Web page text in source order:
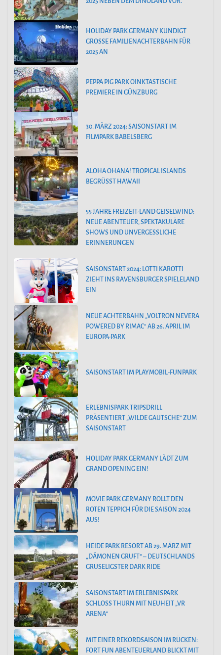
HOLIDAY PARK GERMANY KÜNDIGT
GROSSE FAMILIENACHTERBAHN FÜR 2
025 AN
PEPPA PIG PARK OINKTASTISCHE
PREMIERE IN GÜNZBURG
30. MÄRZ 2024: SAISONSTART IM
FILMPARK BABELSBERG
ALOHA OHANA! TROPICAL ISLANDS
BEGRÜSST HAWAII
55 JAHRE FREIZEIT-LAND GEISELWIND:
NEUE ABENTEUER, SPEKTAKULÄRE
SHOWS UND UNVERGESSLICHE
ERINNERUNGEN
SAISONSTART 2024: LOTTI KAROTTI
ZIEHT INS RAVENSBURGER SPIELELAND
EIN
NEUE ACHTERBAHN „VOLTRON NEVERA
POWERED BY RIMAC“ AB 26. APRIL IM
EUROPA-PARK
SAISONSTART IM PLAYMOBIL-FUNPARK
ERLEBNISPARK TRIPSDRILL
PRÄSENTIERT „WILDE GAUTSCHE“ ZUM
SAISONSTART
HOLIDAY PARK GERMANY LÄDT ZUM
GRAND OPENING EIN!
MOVIE PARK GERMANY ROLLT DEN
ROTEN TEPPICH FÜR DIE SAISON 2024
AUS!
HEIDE PARK RESORT AB 29. MÄRZ MIT
„DÄMONEN GRUFT“ – DEUTSCHLANDS
GRUSELIGSTER DARK RIDE
SAISONSTART IM ERLEBNISPARK
SCHLOSS THURN MIT NEUHEIT „VR
ARENA“
MIT EINER REKORDSAISON IM RÜCKEN:
FORT FUN ABENTEUERLAND BLICKT MIT